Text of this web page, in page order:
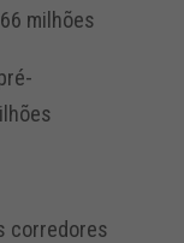
milhões
corredores